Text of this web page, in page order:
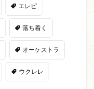
エレピ
落ち着く
オーケストラ
ウクレレ